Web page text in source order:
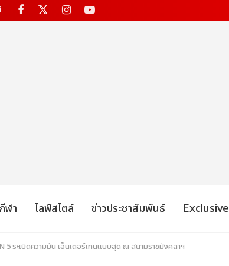
กีฬา ไลฟ์สไตล์ ข่าวประชาสัมพันธ์ Exclusive
5 ระเบิดความมัน เอ็นเตอร์เทนแบบสุด ณ สนามราชมังคลาฯ